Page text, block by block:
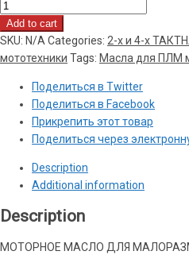
Add to cart
SKU: N/A Categories: 2-х и 4-х
мототехники Tags: Масла для ПЛМ
Поделиться в Twitter
Поделиться в Facebook
Прикрепить этот товар
Поделиться через
Description
Additional information
Description
МОТОРНОЕ МАСЛО ДЛЯ